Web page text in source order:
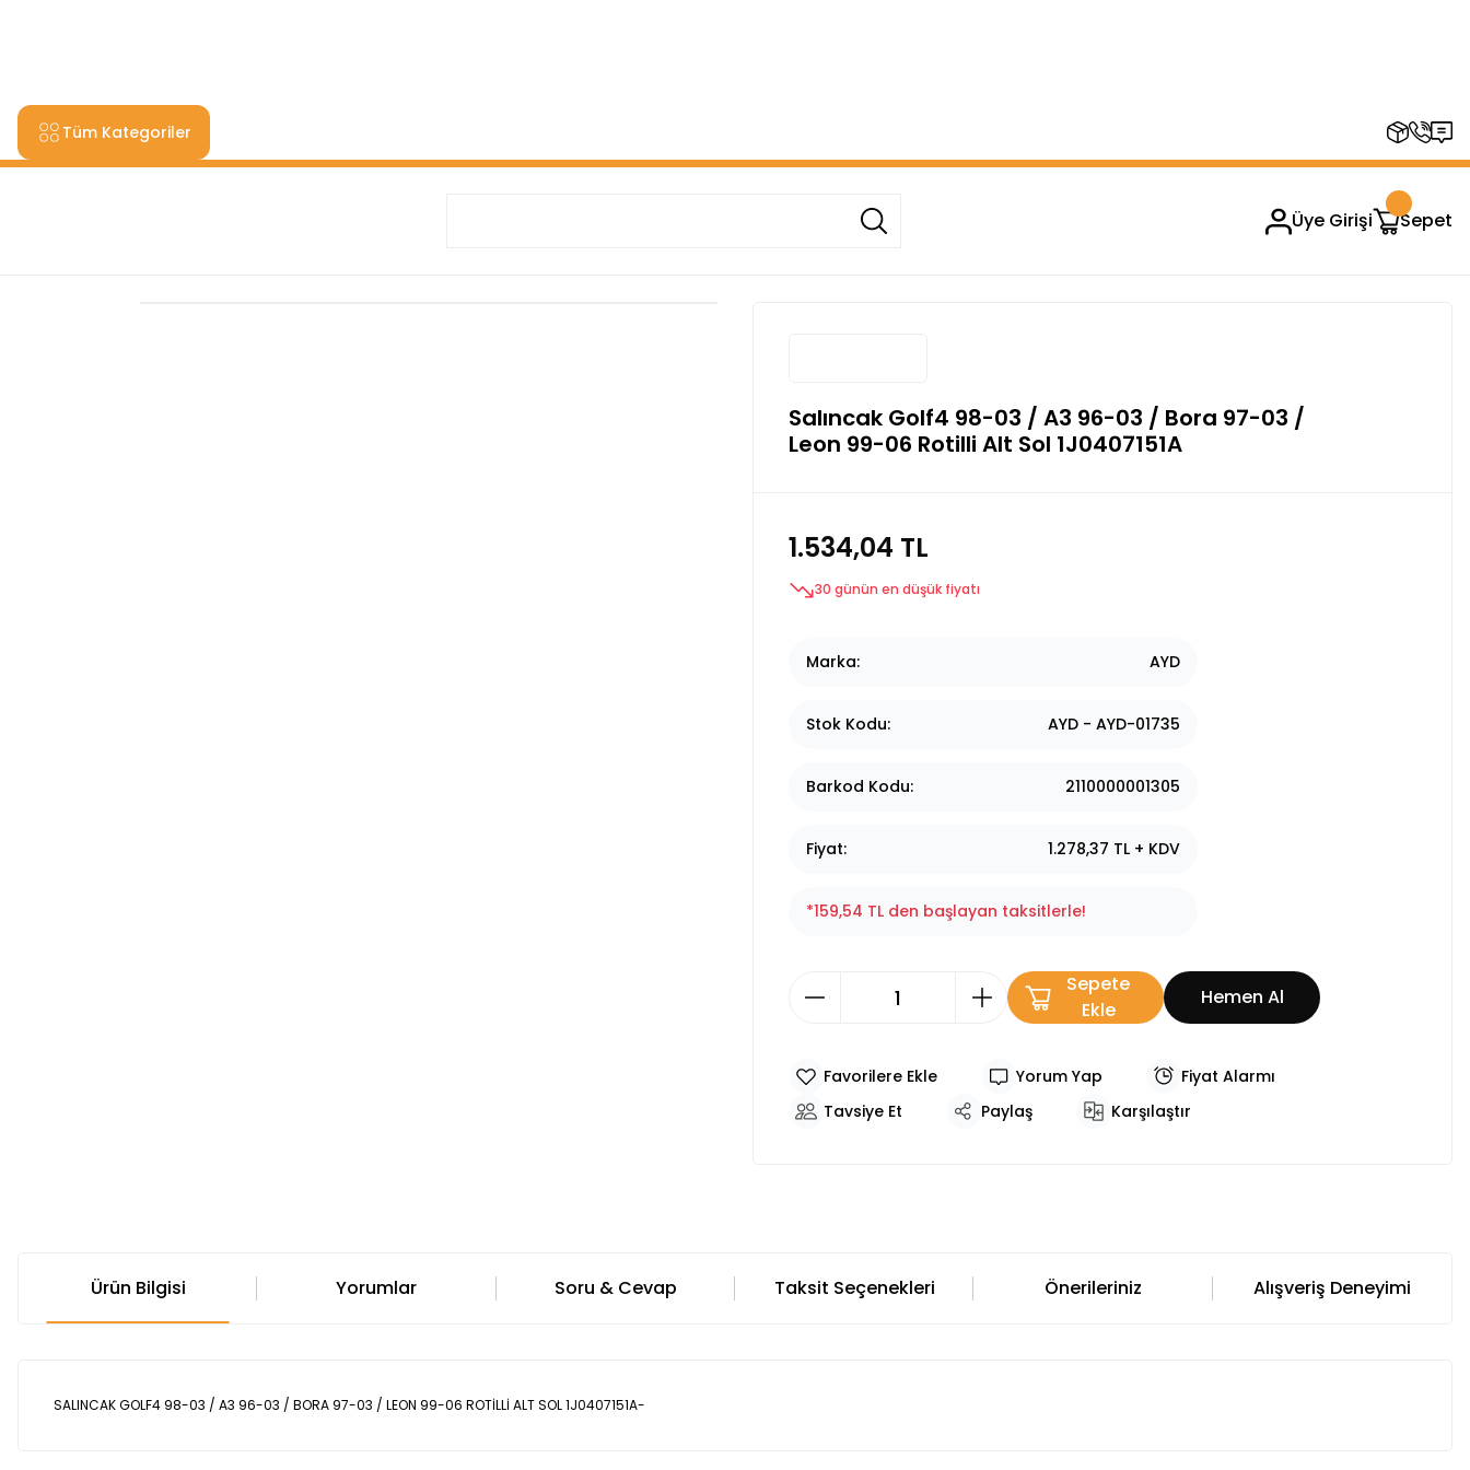
Tüm Kategoriler
Üye Girişi Sepet
Salıncak Golf4 98-03 / A3 96-03 / Bora 97-03 /
Leon 99-06 Rotilli Alt Sol 1J0407151A
1.534,04 TL
30 günün en düşük fiyatı
Marka AYD
Stok Kodu AYD - AYD-01735
Barkod Kodu 2110000001305
Fiyat 1.278,37 TL + KDV
*159,54 TL den başlayan taksitlerle!
Sepete
Ekle
Hemen Al
Yorum Yap
Fiyat Alarmı
Tavsiye Et
Paylaş Karşılaştır
Ürün Bilgisi Yorumlar Soru & Cevap Taksit Seçenekleri Önerileriniz Alışveriş Deneyimi
SALINCAK GOLF4 98-03 / A3 96-03 / BORA 97-03 / LEON 99-06 ROTİLLİ ALT SOL 1J0407151A-